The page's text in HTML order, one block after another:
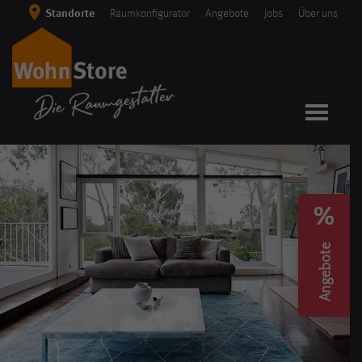
Angebote
content
Standorte Raumkonfigurator Angebote Jobs Über uns